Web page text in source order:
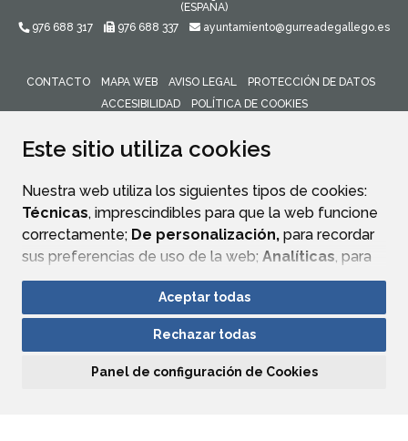
Este sitio utiliza cookies
Nuestra web utiliza los siguientes tipos de cookies:
Técnicas, imprescindibles para que la web funcione
correctamente; De personalización, para recordar
sus preferencias de uso de la web; Analíticas, para
mejorar el funcionamiento de la web y sus servicios.
Si acepta pulsando el botón“Aceptar todas”
consideramos que acepta su uso. Si pulsa el botón
ninguna acción, se guardarán las cookies técnicas
Aceptar todas
Rechazar todas
Panel de configuración de Cookies
(ESPAÑA)
976 688 317
976 688 337 ayuntamiento@gurreadegallego.es
CONTACTO MAPA WEB AVISO LEGAL
PROTECCIÓN DE DATOS
ACCESIBILIDAD
POLÍTICA DE COOKIES